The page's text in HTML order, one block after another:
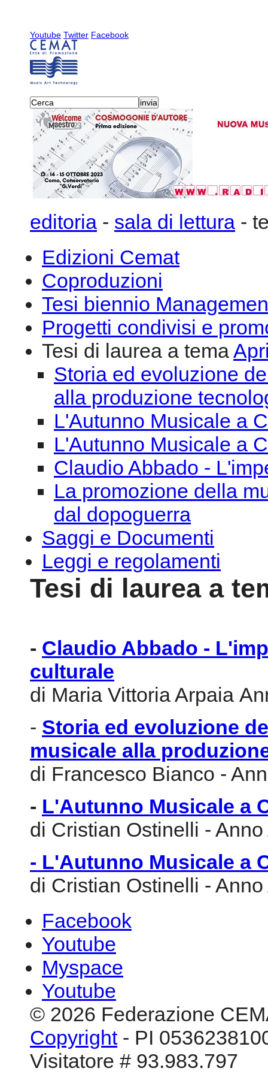
Youtube Twitter Facebook
editoria - sala di lettura -
Edizioni Cemat
Coproduzioni
Tesi biennio
Progetti condivisi e
Tesi di laurea a tema
Storia ed evoluzione
alla produzione
L'Autunno Musicale a
L'Autunno Musicale a
Claudio Abbado -
La promozione della
dal dopoguerra
Saggi e Documenti
Leggi e regolamenti
Tesi di laurea a
- Claudio Abbado -
culturale
di Maria Vittoria Arpaia
- Storia ed evoluzione
musicale alla
di Francesco Bianco -
- L'Autunno Musicale a
di Cristian Ostinelli -
- L'Autunno Musicale a
di Cristian Ostinelli -
Facebook
Youtube
Myspace
Youtube
© 2026 Federazione
Copyright- PI
Visitatore # 93.983.797